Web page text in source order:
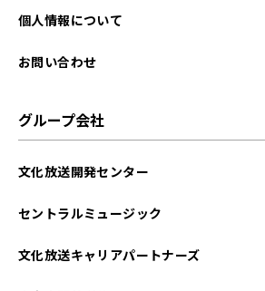
個人情報について
お問い合わせ
グループ会社
文化放送開発センター
セントラルミュージック
文化放送キャリアパートナーズ